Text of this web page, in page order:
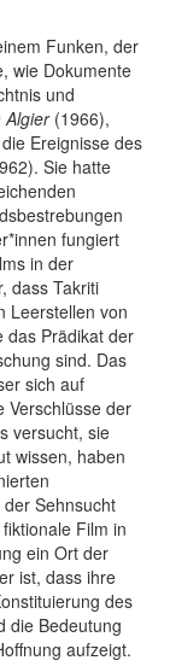
Funken, der
wie Dokumente
und
Algier(1966),
Ereignisse des
Sie hatte
fungiert
in der
dass Takriti
Leerstellen von
das Prädikat der
sind. Das
sich auf
Verschlüsse der
versucht, sie
wissen, haben
Sehnsucht
Film in
ein Ort der
ist, dass ihre
des
die Bedeutung
aufzeigt.